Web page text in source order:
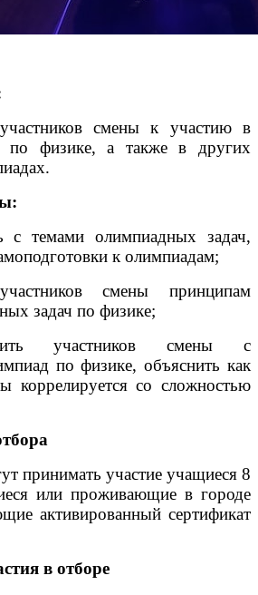
смены к участию в
физике, а также в других
с темами олимпиадных задач,
к олимпиадам;
смены принципам
задач по физике;
участников смены с
по физике, объяснить как
коррелируется со сложностью
принимать участие учащиеся 8
или проживающие в городе
активированный сертификат
в отборе